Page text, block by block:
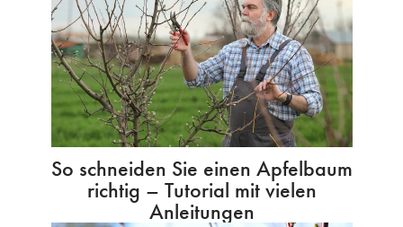
So schneiden Sie einen Apfelbaum
richtig – Tutorial mit vielen
Anleitungen